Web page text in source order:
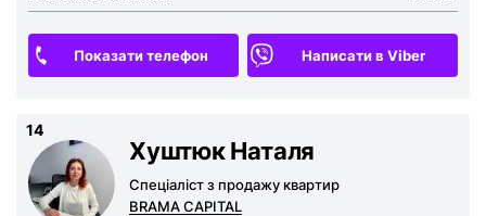
Показати телефон Написати в Viber
14
Хуштюк Наталя
Спеціаліст з продажу квартир
BRAMA CAPITAL